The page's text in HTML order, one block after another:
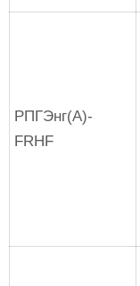
РПГЭнг(А)-
FRHF